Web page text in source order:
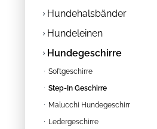
Hundehalsbänder
Hundeleinen
Hundegeschirre
Softgeschirre
Step-In Geschirre
Malucchi Hundegeschirr
Ledergeschirre